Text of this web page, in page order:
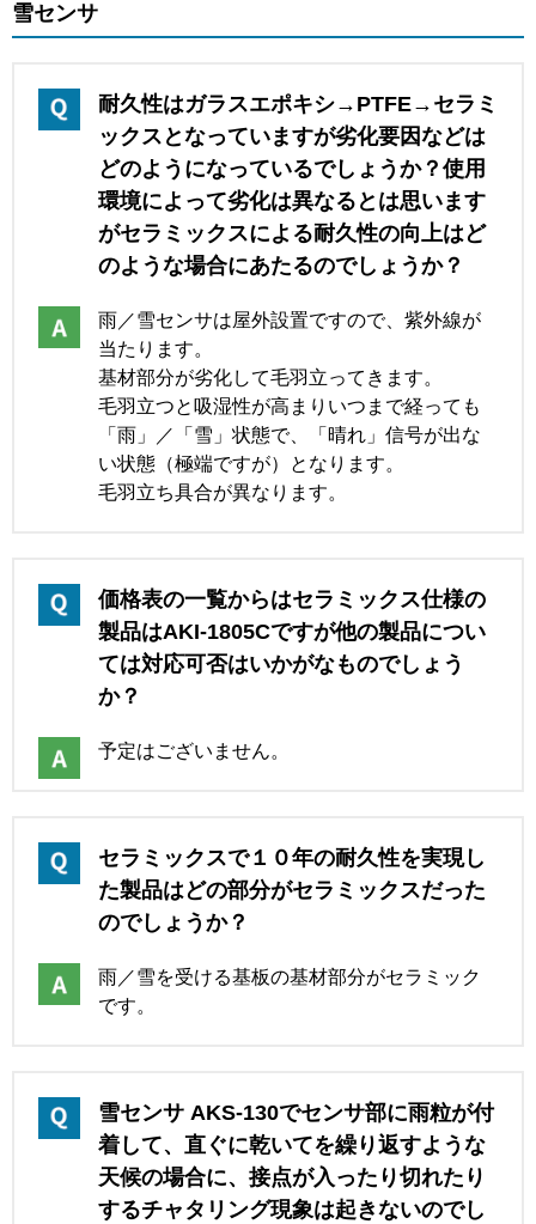
雪センサ
耐久性はガラスエポキシ→PTFE→セラミ
ックスとなっていますが劣化要因などは
どのようになっているでしょうか？使用
環境によって劣化は異なるとは思います
がセラミックスによる耐久性の向上はど
のような場合にあたるのでしょうか？
雨／雪センサは屋外設置ですので、紫外線が
当たります。
基材部分が劣化して毛羽立ってきます。
毛羽立つと吸湿性が高まりいつまで経っても
「雨」／「雪」状態で、「晴れ」信号が出な
い状態（極端ですが）となります。
毛羽立ち具合が異なります。
価格表の一覧からはセラミックス仕様の
製品はAKI-1805Cですが他の製品につい
ては対応可否はいかがなものでしょう
か？
予定はございません。
セラミックスで１０年の耐久性を実現し
た製品はどの部分がセラミックスだった
のでしょうか？
雨／雪を受ける基板の基材部分がセラミック
です。
雪センサ AKS-130でセンサ部に雨粒が付
着して、直ぐに乾いてを繰り返すような
天候の場合に、接点が入ったり切れたり
するチャタリング現象は起きないのでし